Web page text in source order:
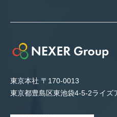
東京本社 〒170-0013
東京都豊島区東池袋4-5-2ライズ